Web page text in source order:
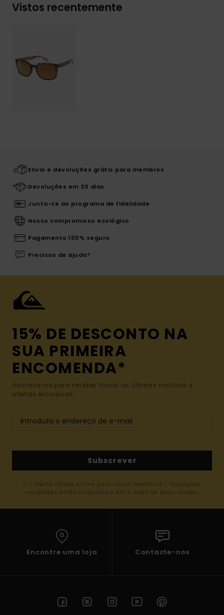
Vistos recentemente
Envio e devoluções grátis para membros
Devoluções em 30 dias
Junta-te ao programa de fidelidade
Nosso compromisso ecológico
Pagamento 100% seguro
Precisas de ajuda?
15% DE DESCONTO NA
SUA PRIMEIRA
ENCOMENDA*
Inscreva-se para receber todas as últimas notícias e
ofertas exclusivas.
Subscrever
(*) Oferta válida online para novos membros - Condições
completas estão disponíveis em e-mail de boas-vindas
Encontre uma loja Contacte-nos